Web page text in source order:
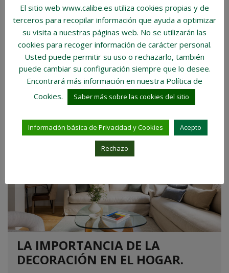
aquellas viviendas promovidas, financiadas y a
menudo, gestionadas por el sector público o
entidades sin ánimo de lucro, con el objetivo de
proporcionar alojamientos asequibles a...
LEER MÁS
LA IMPORTANCIA DE LA
DECORACIÓN EN EL HOGAR.
El sitio web www.calibe.es utiliza cookies propias y de
terceros para recopilar información que ayuda a optimizar
su visita a nuestras páginas web. No se utilizarán las
cookies para recoger información de carácter personal.
Usted puede permitir su uso o rechazarlo, también
puede cambiar su configuración siempre que lo desee.
Encontrará más información en nuestra Política de
Cookies.
Saber más sobre las cookies del sitio
Información básica de Privacidad y Cookies Acepto
Rechazo